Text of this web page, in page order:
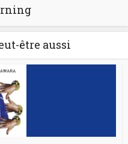
être aussi